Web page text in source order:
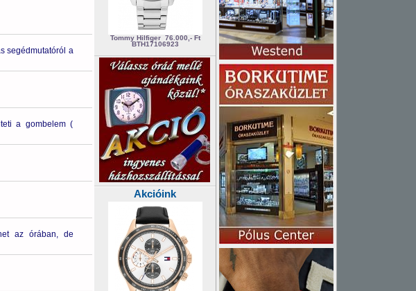
segédmutatóról a
a gombelem (
az órában, de
Tommy Hilfiger 76.000,- Ft
BTH17106923
Akcióink